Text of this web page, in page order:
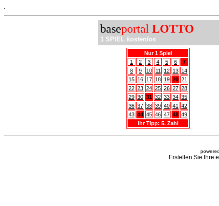
baseportal LOTTO
1 SPIEL kostenlos
Nur 1 Spiel
1
2 3 4 5 6
7
8
9 10 11 12 13 14
15 16 17 18 19 20 21
22 23 24 25 26 27 28
29 30 31 32 33 34 35
36 37 38 39 40 41
42
43 44 45 46 47 48 49
Ihr Tipp: 5. Zahl
Erstellen Sie Ihre